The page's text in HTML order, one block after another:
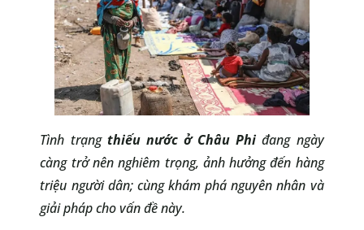
Tình trạng thiếu nước ở Châu Phi đang ngày
càng trở nên nghiêm trọng, ảnh hưởng đến hàng
triệu người dân; cùng khám phá nguyên nhân và
giải pháp cho vấn đề này.